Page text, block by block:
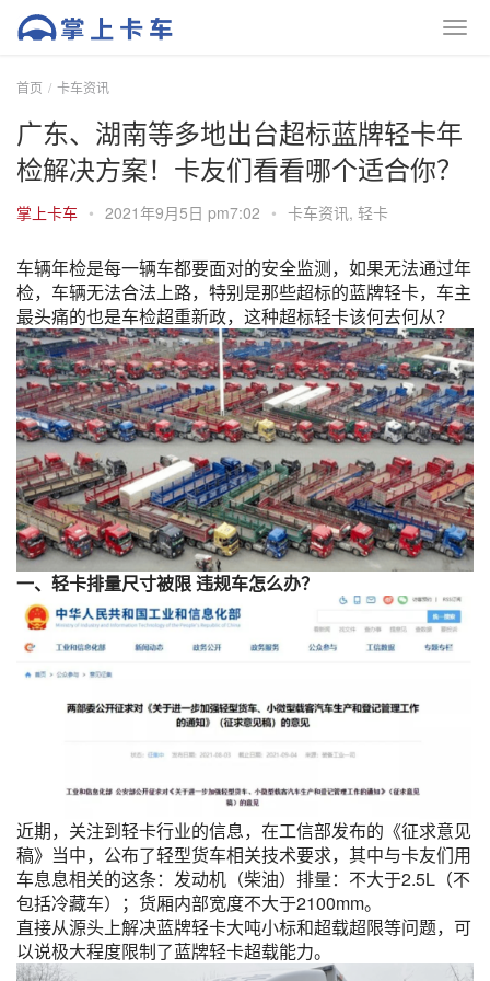
首页 卡车资讯
广东、湖南等多地出台超标蓝牌轻卡年
检解决方案！卡友们看看哪个适合你？
掌上卡车 • 2021年9月5日 pm7:02 • 卡车资讯, 轻卡
车辆年检是每一辆车都要面对的安全监测，如果无法通过年
检，车辆无法合法上路，特别是那些超标的蓝牌轻卡，车主
最头痛的也是车检超重新政，这种超标轻卡该何去何从？
一、轻卡排量尺寸被限 违规车怎么办？
近期，关注到轻卡行业的信息，在工信部发布的《征求意见
稿》当中，公布了轻型货车相关技术要求，其中与卡友们用
车息息相关的这条：发动机（柴油）排量：不大于2.5L（不
包括冷藏车）；货厢内部宽度不大于2100mm。
直接从源头上解决蓝牌轻卡大吨小标和超载超限等问题，可
以说极大程度限制了蓝牌轻卡超载能力。